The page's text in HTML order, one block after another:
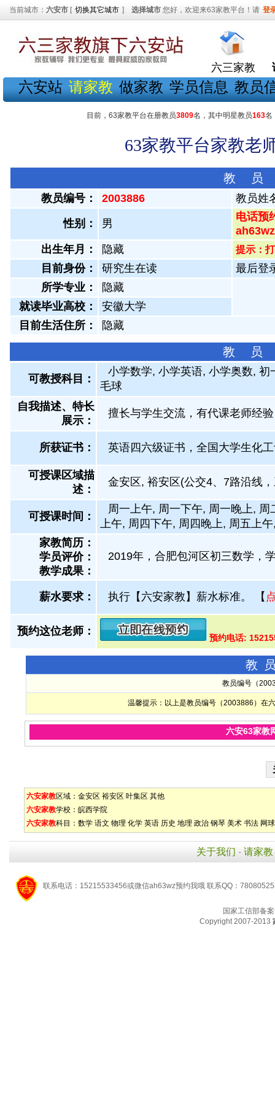
当前城市： 六安市 [ 切换其它城市 ] 选择城市 您好，欢迎来63家教平台！请 登
六三家教
六安站 请家教 做家教 学员信息 教员
目前，63家教平台在册教员3809名，其中明星教员163名
63家教平台家教老
教 员
教员编号： 2003886 教员姓
性别： 男
电话预
出生年月：
隐藏 提示：
目前身份： 研究生在读
最后登
所学专业：
隐藏
就读毕业高校：
安徽大学
目前生活住所：
隐藏
教 员
可教授科目：
小学数学, 小学英语, 小学奥数,
毛球
自我描述、特长
展示 ：
擅长与学生交流，有代课老师经验
所获证书 ： 英语四六级证书，全国大学生化
可授课区域描
述：
金安区, 裕安区(公交4、7路沿线
可授课时间：
周一上午, 周一下午, 周一晚上,
上午, 周四下午, 周四晚上, 周五上
家教简历：
学员评价：
教学成果：
2019年，合肥包河区初三数学，
薪水要求： 执行【六安家教】薪水标准。 【
预约这位老师：
预约电话:
教
教员编号（
温馨提示：以上是教员编号（2003886）在
六安63家教
六安家教区域： 金安区 裕安区 叶集区 其他
六安家教学校： 皖西学院
六安家教科目： 数学 语文 物理 化学 英语 历史 地理 政治 钢琴 美术 书法 网球
关于我们 - 请家教
联系电话：15215533456或微信ah63wz预约我哦 联系QQ：
国家工信部备
Copyright 2007-2013